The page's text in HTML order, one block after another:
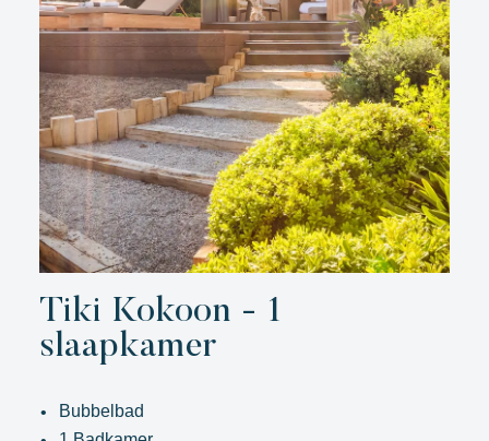
Tiki Kokoon - 1
slaapkamer
Bubbelbad